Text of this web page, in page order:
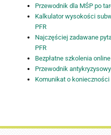
Przewodnik dla MŚP po
Kalkulator wysokości
PFR
Najczęściej zadawane
PFR
Bezpłatne szkolenia
Przewodnik
Komunikat o konieczności